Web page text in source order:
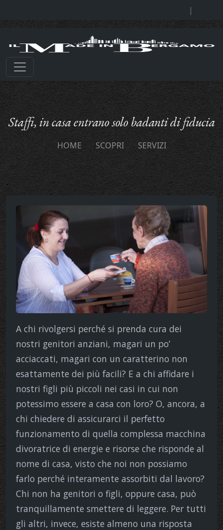
|
Staffi, in casa entrano solo badanti di fiducia
HOME SCOPRI SERVIZI
A chi rivolgersi perché si prenda cura dei
nostri genitori anziani, magari un po’
acciaccati, magari con un caratterino non
esattamente dei più facili? E a chi affidare i
nostri figli più piccoli nei casi in cui non
potessimo essere a casa con loro? O, ancora, a
chi chiedere di assicurarci il perfetto
funzionamento di quella complessa macchina
divoratrice di energie e risorse che risponde al
nome di casa, visto che noi non possiamo
farlo perché interamente assorbiti dal lavoro?
Chi non ha genitori o figli, oppure casa, può
tranquillamente smettere di leggere. Per tutti
gli altri, invece, esiste almeno una risposta